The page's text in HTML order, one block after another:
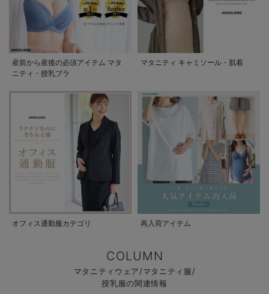
産前から産後の必須アイテム マタ
ニティ・授乳ブラ
マタニティ キャミソール・肌着
オフィス通勤服カテゴリ 再入荷アイテム
COLUMN
マタニティウェア/マタニティ服/
授乳服の関連情報